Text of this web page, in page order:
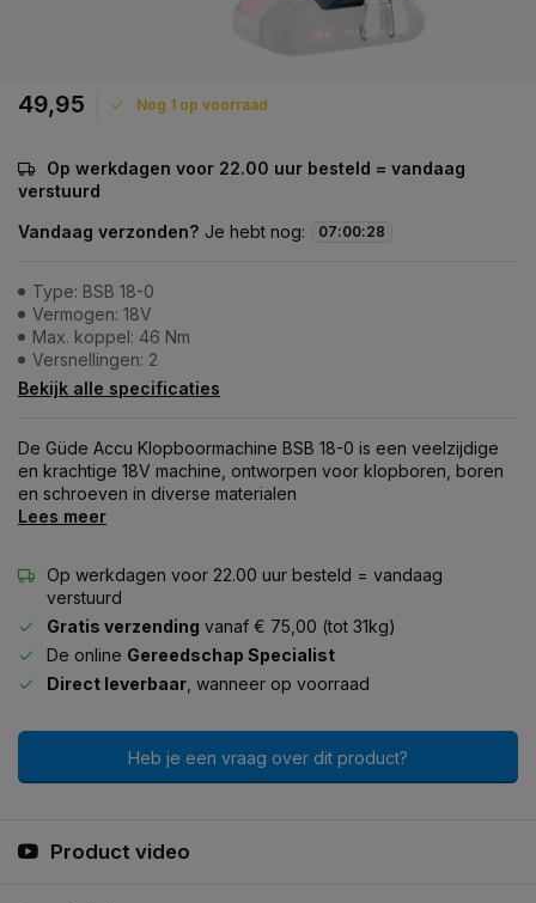
49,95 Nog 1 op voorraad
Op werkdagen voor 22.00 uur besteld = vandaag
verstuurd
Vandaag verzonden? Je hebt nog: 07:00:28
Type: BSB 18-0
Vermogen: 18V
Max. koppel: 46 Nm
Versnellingen: 2
Bekijk alle specificaties
De Güde Accu Klopboormachine BSB 18-0 is een veelzijdige
en krachtige 18V machine, ontworpen voor klopboren, boren
en schroeven in diverse materialen
Lees meer
Op werkdagen voor 22.00 uur besteld = vandaag
verstuurd
Gratis verzending vanaf € 75,00 (tot 31kg)
De online Gereedschap Specialist
Direct leverbaar , wanneer op voorraad
Heb je een vraag over dit product?
Product video